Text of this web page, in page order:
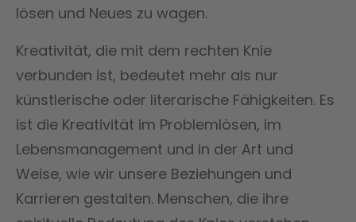
lösen und Neues zu wagen.
Kreativität, die mit dem rechten Knie
verbunden ist, bedeutet mehr als nur
künstlerische oder literarische Fähigkeiten. Es
ist die Kreativität im Problemlösen, im
Lebensmanagement und in der Art und
Weise, wie wir unsere Beziehungen und
Karrieren gestalten. Menschen, die ihre